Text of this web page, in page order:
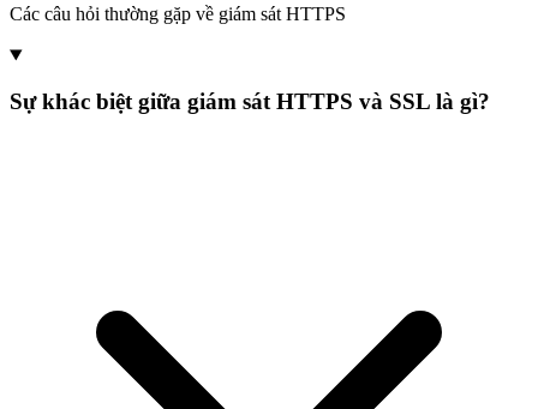
Các câu hỏi thường gặp về giám sát HTTPS
Sự khác biệt giữa giám sát HTTPS và SSL là gì?